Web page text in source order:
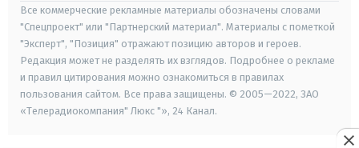
Все коммерческие рекламные материалы обозначены словами
"Спецпроект" или "Партнерский материал". Материалы с пометкой
"Эксперт", "Позиция" отражают позицию авторов и героев.
Редакция может не разделять их взглядов. Подробнее о рекламе
и правил цитирования можно ознакомиться в правилах
пользования сайтом. Все права защищены. © 2005—2022, ЗАО
«Телерадиокомпания" Люкс "», 24 Канал.